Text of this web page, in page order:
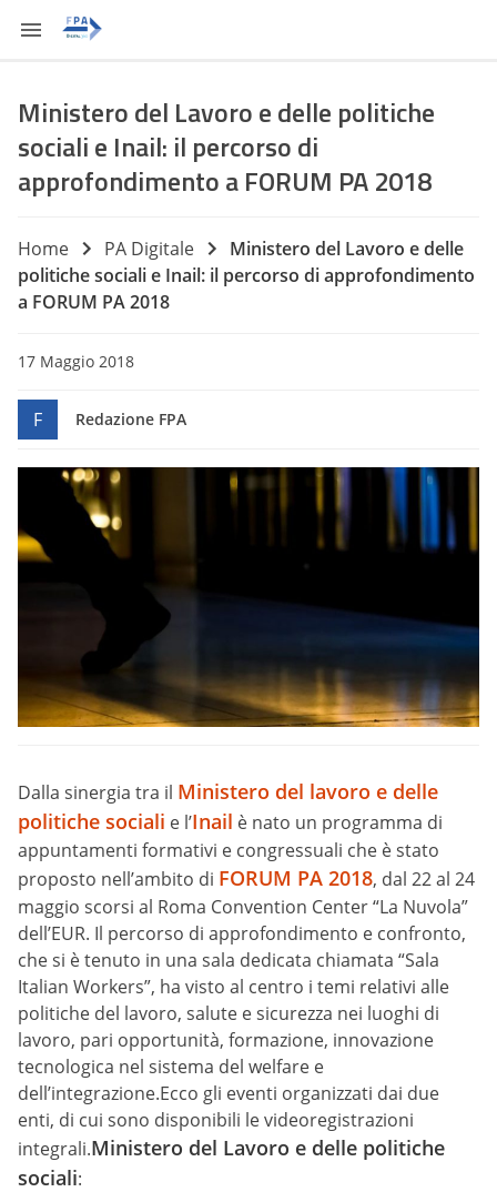
Ministero del Lavoro e delle politiche
sociali e Inail: il percorso di
approfondimento a FORUM PA 2018
Home PA Digitale
Ministero del Lavoro e delle
politiche sociali e Inail: il percorso di approfondimento
a FORUM PA 2018
17 Maggio 2018
F Redazione FPA
Dalla sinergia tra il Ministero del lavoro e delle
politiche sociali e l’Inail è nato un programma di
appuntamenti formativi e congressuali che è stato
proposto nell’ambito di FORUM PA 2018, dal 22 al 24
maggio scorsi al Roma Convention Center “La Nuvola”
dell’EUR. Il percorso di approfondimento e confronto,
che si è tenuto in una sala dedicata chiamata “Sala
Italian Workers”, ha visto al centro i temi relativi alle
politiche del lavoro, salute e sicurezza nei luoghi di
lavoro, pari opportunità, formazione, innovazione
tecnologica nel sistema del welfare e
dell’integrazione.Ecco gli eventi organizzati dai due
enti, di cui sono disponibili le videoregistrazioni
integrali.Ministero del Lavoro e delle politiche
sociali: